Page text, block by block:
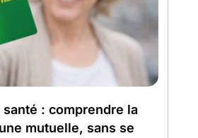
: comprendre la
mutuelle, sans se